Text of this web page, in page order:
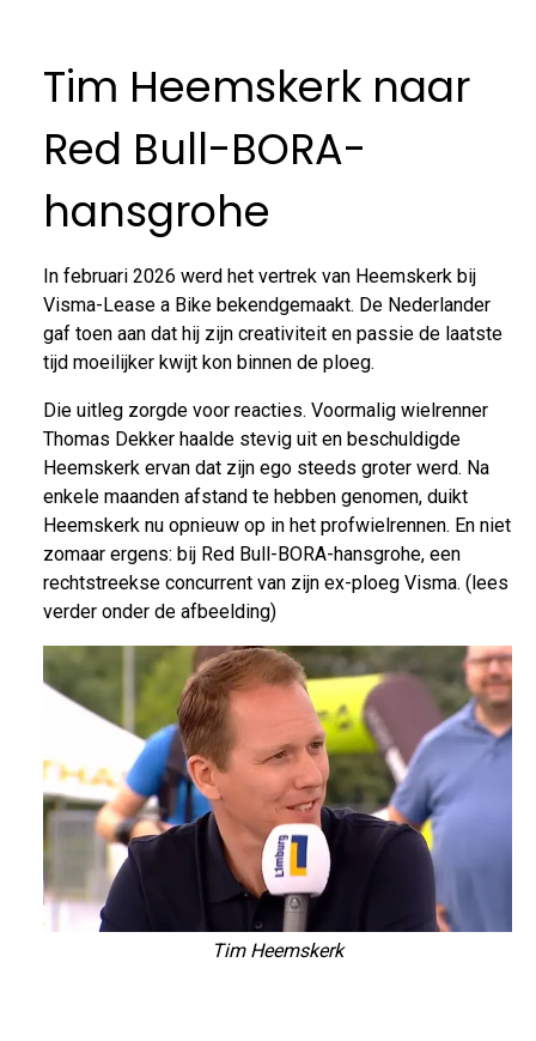
Tim Heemskerk naar
Red Bull-BORA-
hansgrohe
In februari 2026 werd het vertrek van Heemskerk bij
Visma-Lease a Bike bekendgemaakt. De Nederlander
gaf toen aan dat hij zijn creativiteit en passie de laatste
tijd moeilijker kwijt kon binnen de ploeg.
Die uitleg zorgde voor reacties. Voormalig wielrenner
Thomas Dekker haalde stevig uit en beschuldigde
Heemskerk ervan dat zijn ego steeds groter werd. Na
enkele maanden afstand te hebben genomen, duikt
Heemskerk nu opnieuw op in het profwielrennen. En niet
zomaar ergens: bij Red Bull-BORA-hansgrohe, een
rechtstreekse concurrent van zijn ex-ploeg Visma. (lees
verder onder de afbeelding)
Tim Heemskerk